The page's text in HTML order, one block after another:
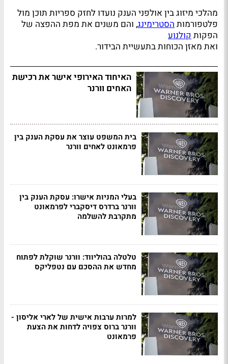
מהלכי מיזוג בין אולפני הענק נועדו לחזק ספריות תוכן מול
פלטפורמותהסטרימינג, והם משנים את מפת ההפצה של
הפקותקולנוע
ואת מאזן הכוחות בתעשיית הבידור.
האיחוד האירופי אישר את רכישת
האחים וורנר
בית המשפט עוצר את עסקת הענק בין
פרמאונט לאחים וורנר
בעלי המניות אישרו: עסקת הענק בין
וורנר ברדרס דיסקברי לפרמאונט
מתקרבת להשלמה
טלטלה בהוליווד: וורנר שוקלת לפתוח
מחדש את ההסכם עם נטפליקס
למרות ערבות אישית של לארי אליסון -
וורנר ברוס צפויה לדחות את הצעת
פרמאונט